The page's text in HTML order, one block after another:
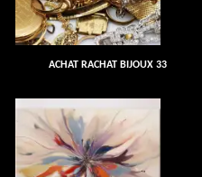
ACHAT RACHAT BIJOUX 33